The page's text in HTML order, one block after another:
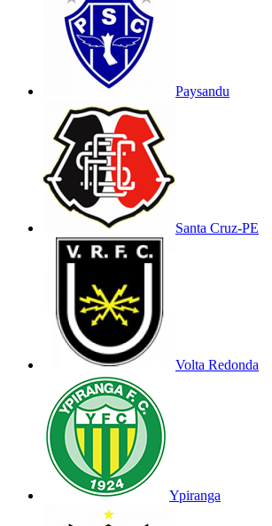
Paysandu
Santa Cruz-PE
Volta Redonda
Ypiranga